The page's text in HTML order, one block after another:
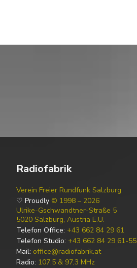
Radiofabrik
Verein Freier Rundfunk Salzburg
♡ Proudly © 1998 – 2026
Ulrike-Gschwandtner-Straße 5
5020 Salzburg, Austria E.U.
Telefon Office: +43 662 84 29 61
Telefon Studio: +43 662 84 29 61-55
Mail: office@radiofabrik.at
Radio: 107,5 & 97,3 MHz